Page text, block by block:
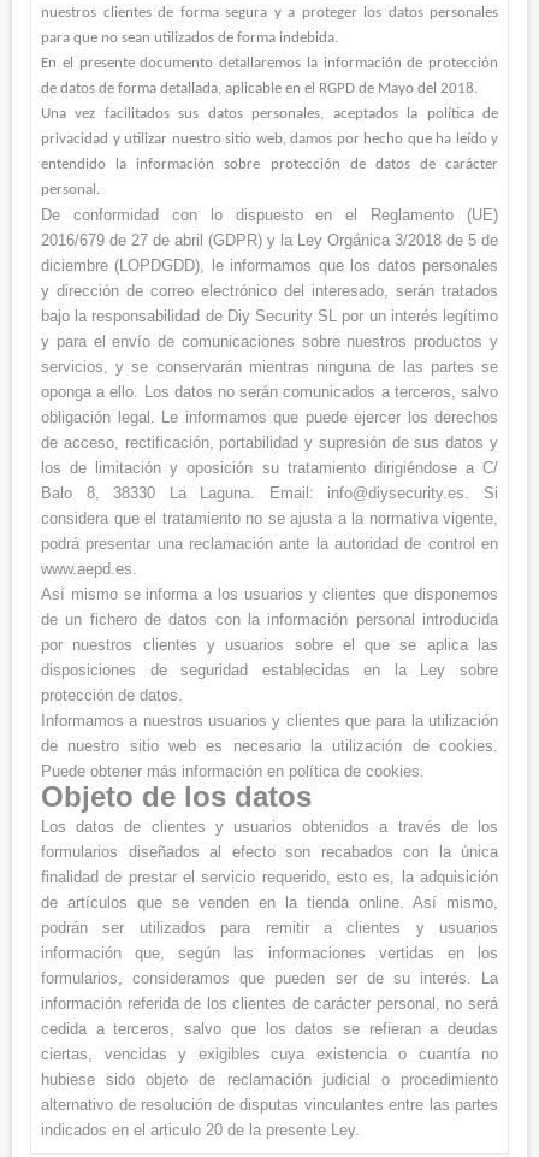
nuestros clientes de forma segura y a proteger los datos personales
para que no sean utilizados de forma indebida.
En el presente documento detallaremos la información de protección
de datos de forma detallada, aplicable en el RGPD de Mayo del 2018.
Una vez facilitados sus datos personales, aceptados la política de
privacidad y utilizar nuestro sitio web, damos por hecho que ha leído y
entendido la información sobre protección de datos de carácter
personal.
De conformidad con lo dispuesto en el Reglamento (UE)
2016/679 de 27 de abril (GDPR) y la Ley Orgánica 3/2018 de 5 de
diciembre (LOPDGDD), le informamos que los datos personales
y dirección de correo electrónico del interesado, serán tratados
bajo la responsabilidad de Diy Security SL por un interés legítimo
y para el envío de comunicaciones sobre nuestros productos y
servicios, y se conservarán mientras ninguna de las partes se
oponga a ello. Los datos no serán comunicados a terceros, salvo
obligación legal. Le informamos que puede ejercer los derechos
de acceso, rectificación, portabilidad y supresión de sus datos y
los de limitación y oposición su tratamiento dirigiéndose a C/
Balo 8, 38330 La Laguna. Email: info@diysecurity.es. Si
considera que el tratamiento no se ajusta a la normativa vigente,
podrá presentar una reclamación ante la autoridad de control en
www.aepd.es.
Así mismo se informa a los usuarios y clientes que disponemos
de un fichero de datos con la información personal introducida
por nuestros clientes y usuarios sobre el que se aplica las
disposiciones de seguridad establecidas en la Ley sobre
protección de datos.
Informamos a nuestros usuarios y clientes que para la utilización
de nuestro sitio web es necesario la utilización de cookies.
Puede obtener más información en política de cookies.
Objeto de los datos
Los datos de clientes y usuarios obtenidos a través de los
formularios diseñados al efecto son recabados con la única
finalidad de prestar el servicio requerido, esto es, la adquisición
de artículos que se venden en la tienda online. Así mismo,
podrán ser utilizados para remitir a clientes y usuarios
información que, según las informaciones vertidas en los
formularios, consideramos que pueden ser de su interés. La
información referida de los clientes de carácter personal, no será
cedida a terceros, salvo que los datos se refieran a deudas
ciertas, vencidas y exigibles cuya existencia o cuantía no
hubiese sido objeto de reclamación judicial o procedimiento
alternativo de resolución de disputas vinculantes entre las partes
indicados en el articulo 20 de la presente Ley.